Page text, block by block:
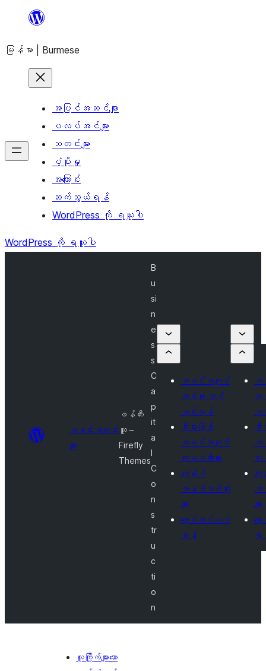
အကြောင်းအရာ
ကျော်သွား
မြန်မာ | Burmese
အပြင်အဆင်များ
ပလပ်အင်များ
သတင်းများ
ပံ့ပိုးမှု
အကြောင်း
ဆက်သွယ်ရန်
WordPress ကို ရယူပါ
WordPress ကို ရယူပါ
အခင်းအကျင်း
များ
ဖန်တီး
သူ –
Firefly
Themes
B
u
si
n
e
s
s
C
a
p
it
a
l
C
o
n
s
tr
u
c
ti
o
n
အခင်းအကျင်း
တစ်ခု တင်
သွင်းရန်
စီးပွားဖြစ်
အခင်းအကျင်း
ကုမ္ပဏီများ
ကျွန်ုပ်
အနှစ်သက်ဆုံး
များ
လော့ဂ်အင်ဝင်
ရန်
အ
တ
သွ
စီ
အ
ကု
က
အ
များ
လ
ရ
လူကြိုက်များသော